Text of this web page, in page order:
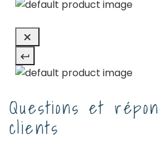
Questions et
clients